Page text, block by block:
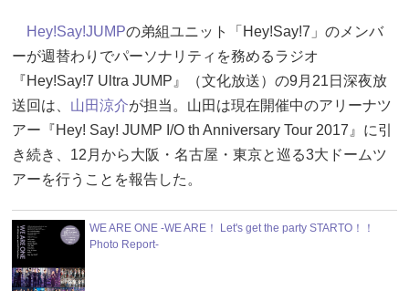
Hey!Say!JUMPの弟組ユニット「Hey!Say!7」のメンバ
ーが週替わりでパーソナリティを務めるラジオ
『Hey!Say!7 Ultra JUMP』（文化放送）の9月21日深夜放
送回は、 山田涼介が担当。山田は現在開催中のアリーナツ
アー『Hey! Say! JUMP I/O th Anniversary Tour 2017』に引
き続き、12月から大阪・名古屋・東京と巡る3大ドームツ
アーを行うことを報告した。
WE ARE ONE -WE ARE！ Let's get the party STARTO！！
Photo Report-